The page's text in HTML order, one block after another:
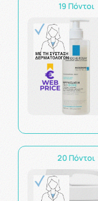
19 Πόντοι
20 Πόντοι